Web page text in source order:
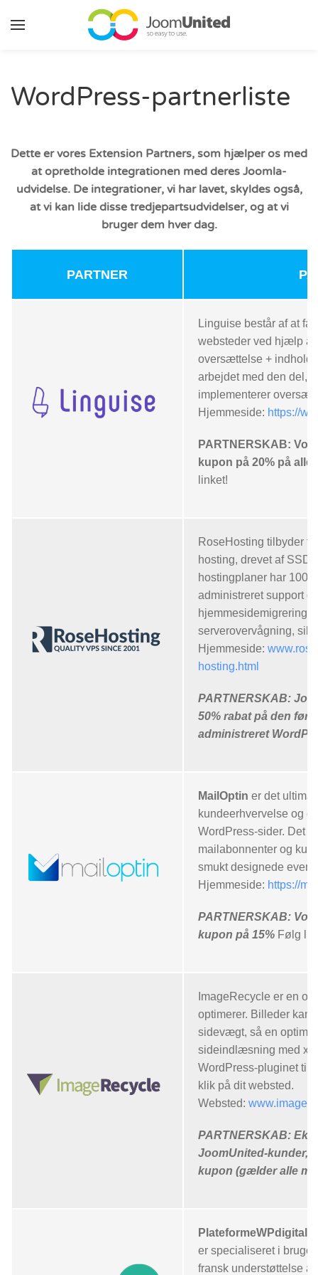
Gå til hovedindhold
WordPress-partnerliste
Dette er vores Extension Partners, som hjælper os med
at opretholde integrationen med deres Joomla-
udvidelse. De integrationer, vi har lavet, skyldes også,
at vi kan lide disse tredjepartsudvidelser, og at vi
bruger dem hver dag.
PARTNER
Linguise består af at
websteder ved hjælp af
oversættelse +
arbejdet med den del,
implementerer
Hjemmeside: https://
PARTNERSKAB:
kupon på 20% på
linket!
RoseHosting tilbyder
hosting, drevet af
hostingplaner har
administreret support
hjemmesidemigrering,
serverovervågning,
Hjemmeside:
hosting.html
PARTNERSKAB:
50% rabat på den
administreret
MailOptin er det
kundeerhvervelse og
WordPress-sider. Det
mailabonnenter og
smukt designede
Hjemmeside: https://
PARTNERSKAB:
kupon på 15% Følg
ImageRecycle er en
optimerer. Billeder kan
sidevægt, så en
sideindlæsning med x3
WordPress-pluginet til
klik på dit websted.
Websted:
PARTNERSKAB:
JoomUnited-kunder,
kupon (gælder alle
PlateformeWPdigital
er specialiseret i
fransk understøttelse